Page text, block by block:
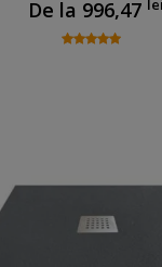
De la 996,47 lei